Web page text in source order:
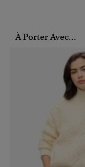
À Porter Avec...